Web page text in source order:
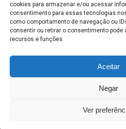
cookies para armazenar e/ou acessar
consentimento para essas tecnologias
como comportamento de navegação ou
consentir ou retirar o consentimento pode
recursos e funções.
Aceitar
Negar
Ver
informativo, servindo como boletins de
interpretadas como recomendações
Bolsa de